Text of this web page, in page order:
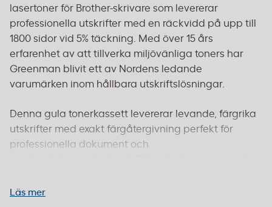
lasertoner för Brother-skrivare som levererar
professionella utskrifter med en räckvidd på upp till
1800 sidor vid 5% täckning. Med över 15 års
erfarenhet av att tillverka miljövänliga toners har
Greenman blivit ett av Nordens ledande
varumärken inom hållbara utskriftslösningar.
Denna gula tonerkassett levererar levande, färgrika
utskrifter med exakt färgåtergivning perfekt för
professionella dokument och
slitdelar byts ut och nya komponenter installeras.
Läs mer